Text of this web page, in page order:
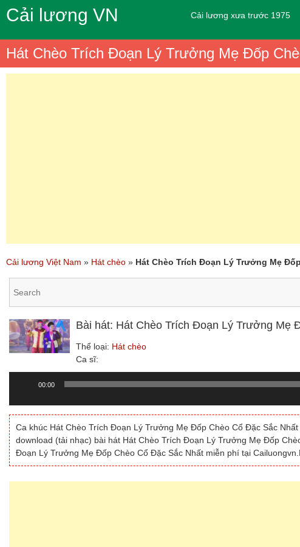
Cải lương VN Cải lương xưa trước 1975
Hát Chèo Trích Đoạn Lý Trưởng Mẹ Đốp
Cải lương Việt Nam » Hát chèo » Hát Chèo Trích Đoạn Lý Trưởng Mẹ
Bài hát: Hát Chèo Trích Đoạn Lý Trưởng Mẹ
Thể loại: Hát chèo
Ca sĩ:
00:00
Ca khúc Hát Chèo Trích Đoạn Lý Trưởng Mẹ Đốp Chèo Cổ Đặc Sắc
download (tải nhạc) bài hát Hát Chèo Trích Đoạn Lý Trưởng Mẹ Đốp
Đoạn Lý Trưởng Mẹ Đốp Chèo Cổ Đặc Sắc Nhất miễn phí tại